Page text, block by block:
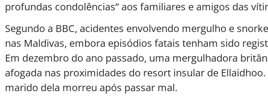
profundas condolências” aos familiares e amigos das
Segundo a BBC, acidentes envolvendo mergulho e
nas Maldivas, embora episódios fatais tenham sido
Em dezembro do ano passado, uma mergulhadora
afogada nas proximidades do resort insular de
marido dela morreu após passar mal.